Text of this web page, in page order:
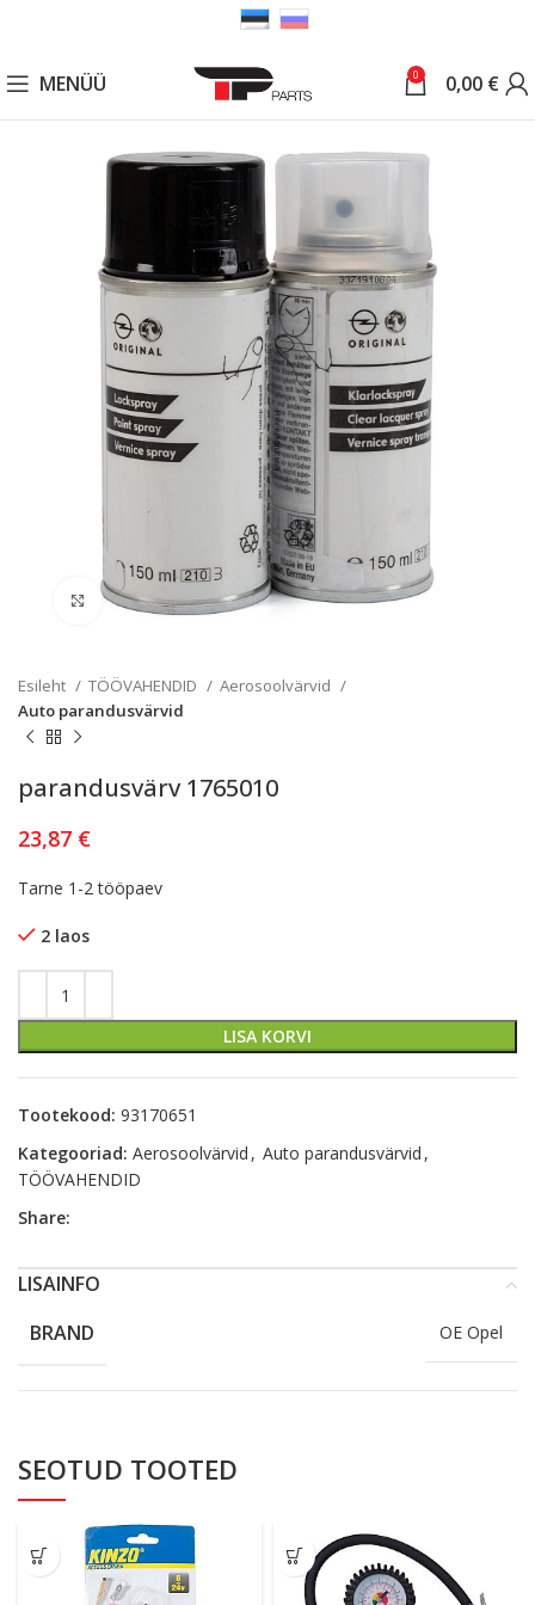
MENÜÜ 0 0,00 €
Kliki lülitamiseks
Esileht TÖÖVAHENDID
Aerosoolvärvid
Auto parandusvärvid
parandusvärv 1765010
23,87 €
Tarne 1-2 tööpaev
2 laos
LISA KORVI
Tootekood: 93170651
Kategooriad: Aerosoolvärvid , Auto parandusvärvid ,
TÖÖVAHENDID
Share:
LISAINFO
BRAND
OE Opel
SEOTUD TOOTED